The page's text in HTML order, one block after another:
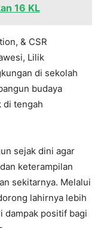
16 KL
& CSR
Lilik
di sekolah
budaya
di tengah
sejak dini agar
keterampilan
sekitarnya. Melalui
lahirnya lebih
dampak positif bagi